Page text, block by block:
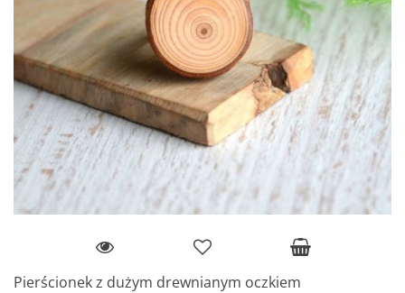
Pierścionek z dużym drewnianym oczkiem